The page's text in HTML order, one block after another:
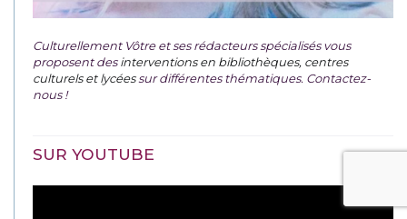
Culturellement Vôtre et ses rédacteurs spécialisés vous
proposent desinterventions en bibliothèques, centres
culturels et lycéessur différentes thématiques. Contactez-
nous !
SUR YOUTUBE